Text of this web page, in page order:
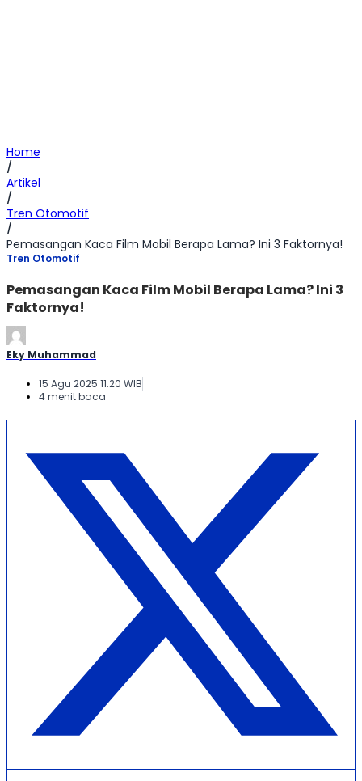
Home
/
Artikel
/
Tren Otomotif
/
Pemasangan Kaca Film Mobil Berapa Lama? Ini 3 Faktornya!
Tren Otomotif
Pemasangan Kaca Film Mobil Berapa Lama? Ini 3
Faktornya!
Eky Muhammad
15 Agu 2025 11:20 WIB
4 menit baca